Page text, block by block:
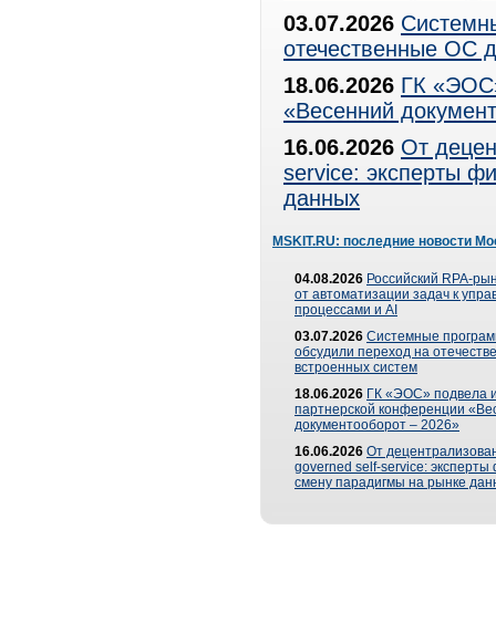
03.07.2026
отечественные ОС
18.06.2026 ГК
«Весенний
16.06.2026 От
service: эксперты
данных
MSKIT.RU: последние новости
04.08.2026 Российский RPA-
от автоматизации задач к
процессами и AI
03.07.2026 Системные
обсудили переход на
встроенных систем
18.06.2026 ГК «ЭОС» подвела
партнерской конференции
документооборот – 2026»
16.06.2026 От
governed self-service: эксперты
смену парадигмы на рынке